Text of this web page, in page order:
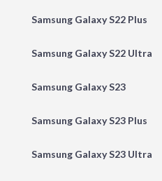
Samsung Galaxy S22 Plus
Samsung Galaxy S22 Ultra
Samsung Galaxy S23
Samsung Galaxy S23 Plus
Samsung Galaxy S23 Ultra